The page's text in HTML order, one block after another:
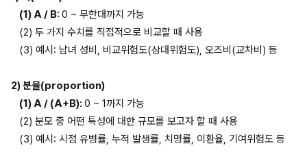
(1) A / B: 0 ~ 무한대까지 가능
(2) 두 가지 수치를 직접적으로 비교할 때 사용
(3) 예시: 남녀 성비, 비교위험도(상대위험도), 오즈비(교차비) 등
2) 분율(proportion)
(1) A / (A+B): 0 ~ 1까지 가능
(2) 분모 중 어떤 특성에 대한 규모를 보고자 할 때 사용
(3) 예시: 시점 유병률, 누적 발생률, 치명률, 이환율, 기여위험도 등